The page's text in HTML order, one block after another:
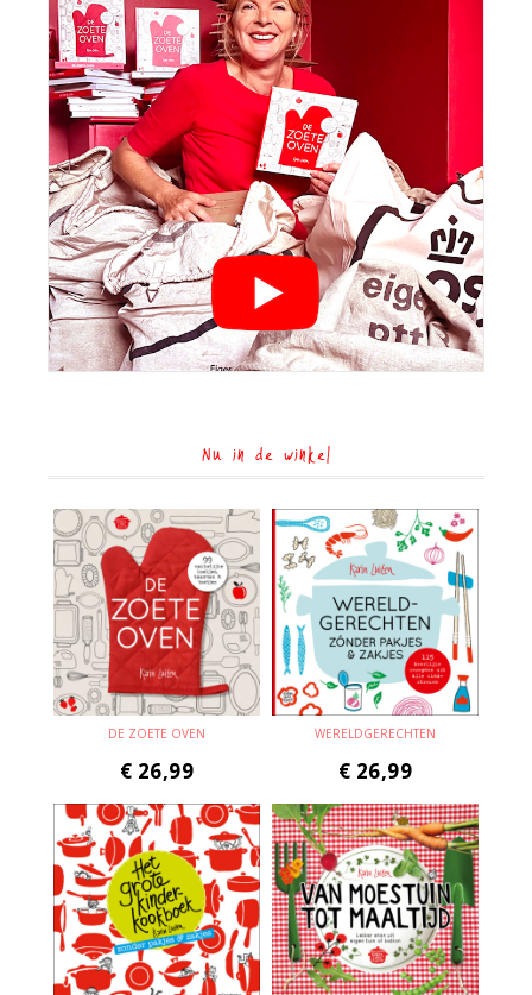
Nu in de winkel
DE ZOETE OVEN
€ 26,99
WERELDGERECHTEN
€ 26,99